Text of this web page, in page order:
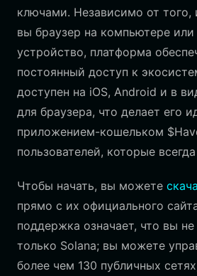
ключами. Независимо от того,
вы браузер на компьютере
устройство, платформа
постоянный доступ к
доступен на iOS, Android и в
для браузера, что делает его
приложением-кошельком
пользователей, которые
Чтобы начать, вы можете
прямо с их официального
поддержка означает, что вы
только Solana; вы можете
более чем 130 публичных